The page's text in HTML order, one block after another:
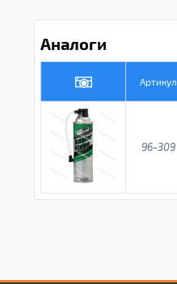
Аналоги
Артикул
96-309